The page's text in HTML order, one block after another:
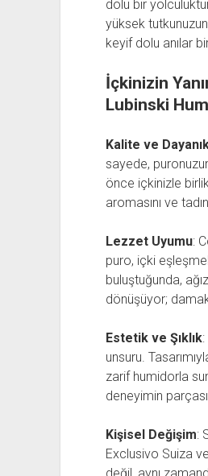
dolu bir
yüksek
keyif dolu anılar
İçkinizin
Lubinski
Kalite ve
sayede,
önce içkinizle
aromasını ve
Lezzet Uyumu:
puro, içki
buluştuğunda,
dönüşüyor;
Estetik ve Şıklık:
unsuru.
zarif humidorla
deneyimin
Kişisel Değişim:
Exclusivo Suiza